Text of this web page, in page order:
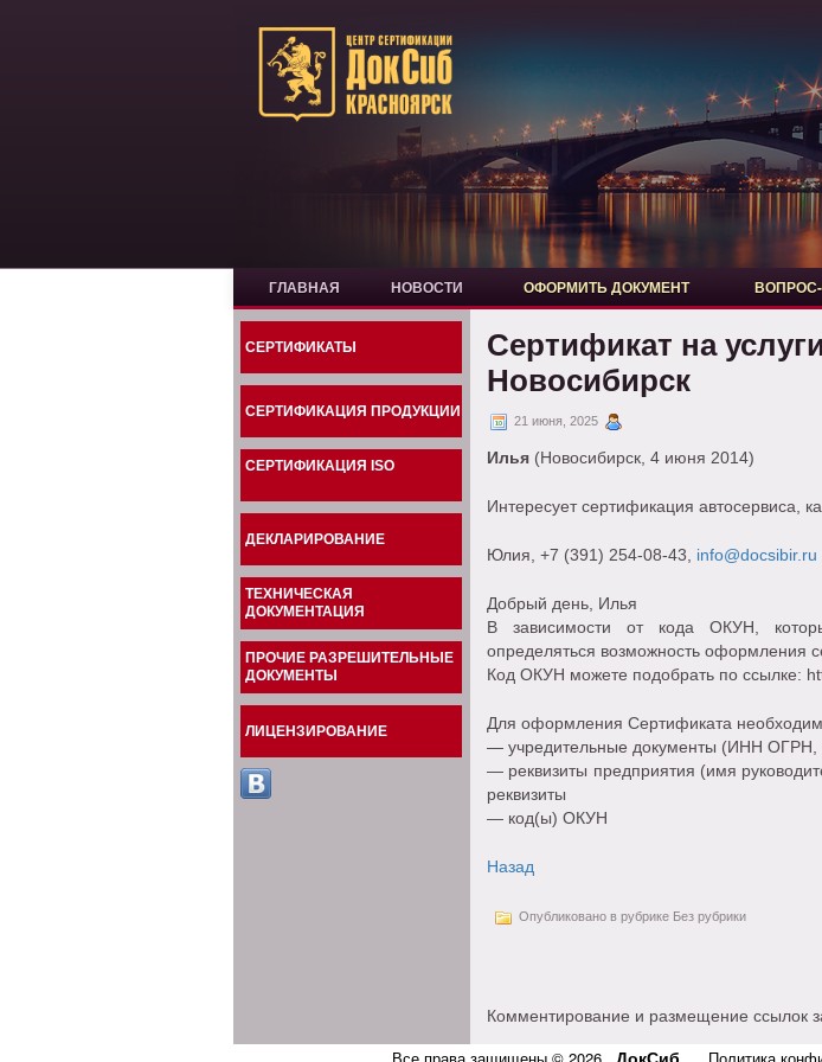
ГЛАВНАЯ НОВОСТИ ОФОРМИТЬ ДОКУМЕНТ
СЕРТИФИКАТЫ
СЕРТИФИКАЦИЯ ПРОДУКЦИИ
СЕРТИФИКАЦИЯ ISO
ДЕКЛАРИРОВАНИЕ
ТЕХНИЧЕСКАЯ
ДОКУМЕНТАЦИЯ
ПРОЧИЕ РАЗРЕШИТЕЛЬНЫЕ
ДОКУМЕНТЫ
ЛИЦЕНЗИРОВАНИЕ
Сертификат на
Новосибирск
21 июня, 2025
Илья (Новосибирск, 4 июня 2014)
Интересует сертификация автосервиса,
Юлия , +7 (391) 254-08-43, info@docsibir.ru
Добрый день, Илья
В зависимости от кода ОКУН,
определяться возможность оформления
Код ОКУН можете подобрать по ссылке:
Для оформления Сертификата
— учредительные документы (ИНН ОГРН,
— реквизиты предприятия (имя
реквизиты
— код(ы) ОКУН
Назад
Опубликовано в рубрике Без рубрики
Комментирование и размещение ссылок
ДокСиб